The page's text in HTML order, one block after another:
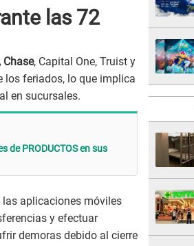
las 72
Chase, Capital One, Truist y
los feriados, lo que implica
en sucursales.
de PRODUCTOS en sus
las aplicaciones móviles
y efectuar
demoras debido al cierre